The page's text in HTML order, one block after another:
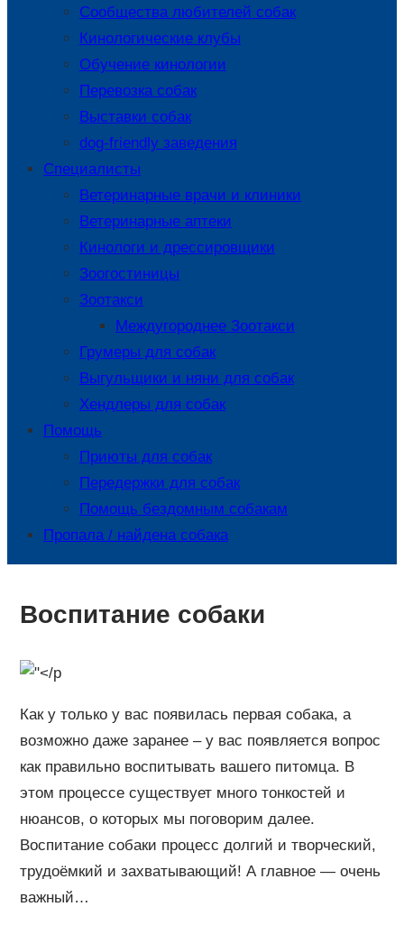
Сообщества любителей собак
Кинологические клубы
Обучение кинологии
Перевозка собак
Выставки собак
dog-friendly заведения
Специалисты
Ветеринарные врачи и клиники
Ветеринарные аптеки
Кинологи и дрессировщики
Зоогостиницы
Зоотакси
Междугороднее Зоотакси
Грумеры для собак
Выгульщики и няни для собак
Хендлеры для собак
Помощь
Приюты для собак
Передержки для собак
Помощь бездомным собакам
Пропала / найдена собака
Воспитание собаки
Как у только у вас появилась первая собака, а
возможно даже заранее – у вас появляется вопрос
как правильно воспитывать вашего питомца. В
этом процессе существует много тонкостей и
нюансов, о которых мы поговорим далее.
Воспитание собаки процесс долгий и творческий,
трудоёмкий и захватывающий! А главное — очень
важный…